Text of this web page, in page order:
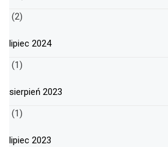
(2)
lipiec 2024
(1)
sierpień 2023
(1)
lipiec 2023